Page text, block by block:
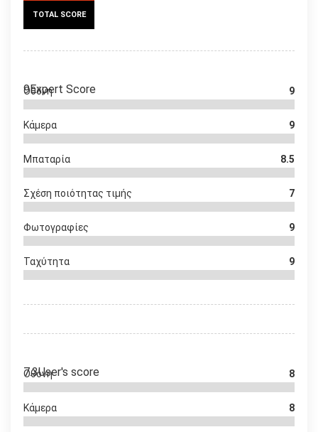
TOTAL SCORE
9Expert Score
Οθόνη 9
Κάμερα 9
Μπαταρία 8.5
Σχέση ποιότητας τιμής 7
Φωτογραφίες 9
Ταχύτητα 9
7.3User's score
Οθόνη 8
Κάμερα 8